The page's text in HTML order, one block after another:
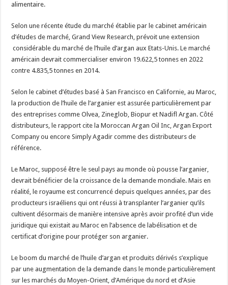
alimentaire.
Selon une récente étude du marché établie par le cabinet américain
d’études de marché, Grand View Research, prévoit une extension
considérable du marché de l’huile d’argan aux Etats-Unis. Le marché
américain devrait commercialiser environ 19.622,5 tonnes en 2022
contre 4.835,5 tonnes en 2014.
Selon le cabinet d’études basé à San Francisco en Californie, au Maroc,
la production de l’huile de l’arganier est assurée particulièrement par
des entreprises comme Olvea, Zineglob, Biopur et Nadifl Argan. Côté
distributeurs, le rapport cite la Moroccan Argan Oil Inc, Argan Export
Company ou encore Simply Agadir comme des distributeurs de
référence.
Le Maroc, supposé être le seul pays au monde où pousse l’arganier,
devrait bénéficier de la croissance de la demande mondiale. Mais en
réalité, le royaume est concurrencé depuis quelques années, par des
producteurs israéliens qui ont réussi à transplanter l’arganier qu’ils
cultivent désormais de manière intensive après avoir profité d’un vide
juridique qui existait au Maroc en l’absence de labélisation et de
certificat d’origine pour protéger son arganier.
Le boom du marché de l’huile d’argan et produits dérivés s’explique
par une augmentation de la demande dans le monde particulièrement
sur les marchés du Moyen-Orient, d’Amérique du nord et d’Asie